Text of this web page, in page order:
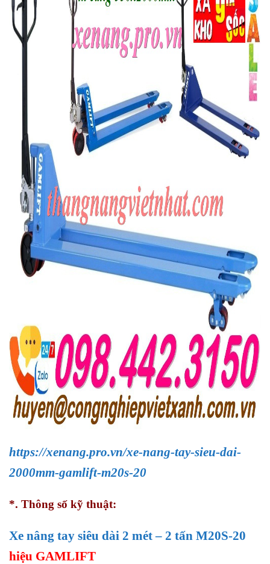
https://xenang.pro.vn/xe-nang-tay-sieu-dai-
2000mm-gamlift-m20s-20
*. Thông số kỹ thuật:
Xe nâng tay siêu dài 2 mét – 2 tấn M20S-20
hiệu GAMLIFT